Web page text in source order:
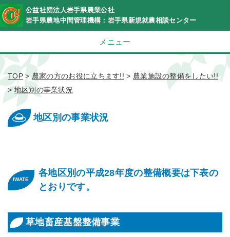
公益社団法人岩手県農業公社
岩手県農地中間管理機構：岩手県新規就農相談センター
メニュー
TOP>農家の方のお役に立ちます!! > 農業施設の整備をしたい!!
> 地区別の事業状況
地区別の事業状況
各地区別の平成28年度の整備概要は下表の
とおりです。
草地畜産基盤整備事業